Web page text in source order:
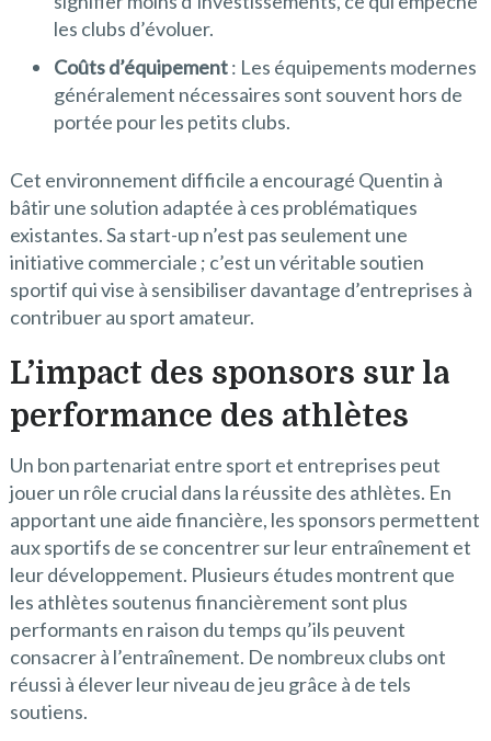
les clubs d’évoluer.
Coûts d’équipement: Les équipements modernes
généralement nécessaires sont souvent hors de
portée pour les petits clubs.
Cet environnement difficile a encouragé Quentin à
bâtir une solution adaptée à ces problématiques
existantes. Sa start-up n’est pas seulement une
initiative commerciale ; c’est un véritable soutien
sportif qui vise à sensibiliser davantage d’entreprises à
contribuer au sport amateur.
L’impact des sponsors sur la
performance des athlètes
Un bon partenariat entre sport et entreprises peut
jouer un rôle crucial dans la réussite des athlètes. En
apportant une aide financière, les sponsors permettent
aux sportifs de se concentrer sur leur entraînement et
leur développement. Plusieurs études montrent que
les athlètes soutenus financièrement sont plus
performants en raison du temps qu’ils peuvent
consacrer à l’entraînement. De nombreux clubs ont
réussi à élever leur niveau de jeu grâce à de tels
soutiens.